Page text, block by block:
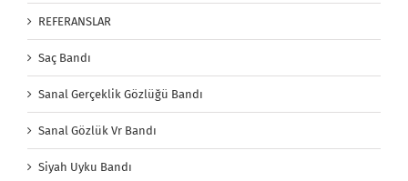
REFERANSLAR
Saç Bandı
Sanal Gerçeklik Gözlüğü Bandı
Sanal Gözlük Vr Bandı
Siyah Uyku Bandı